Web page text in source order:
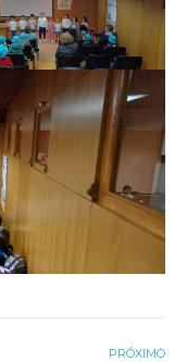
PRÓXIMO